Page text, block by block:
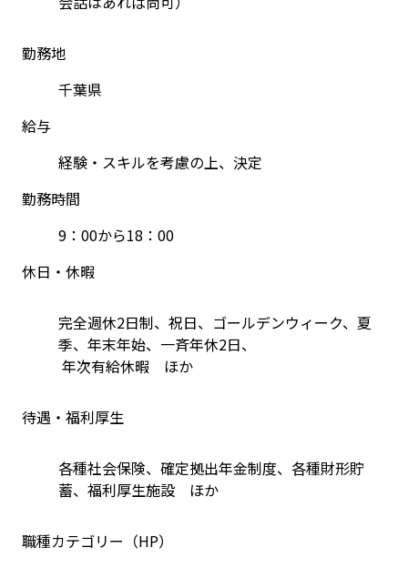
勤務地
千葉県
給与
経験・スキルを考慮の上、決定
勤務時間
9：00から18：00
休日・休暇
完全週休2日制、祝日、ゴールデンウィーク、夏
季、年末年始、一斉年休2日、
年次有給休暇　ほか
待遇・福利厚生
各種社会保険、確定拠出年金制度、各種財形貯
蓄、福利厚生施設　ほか
職種カテゴリー（HP）